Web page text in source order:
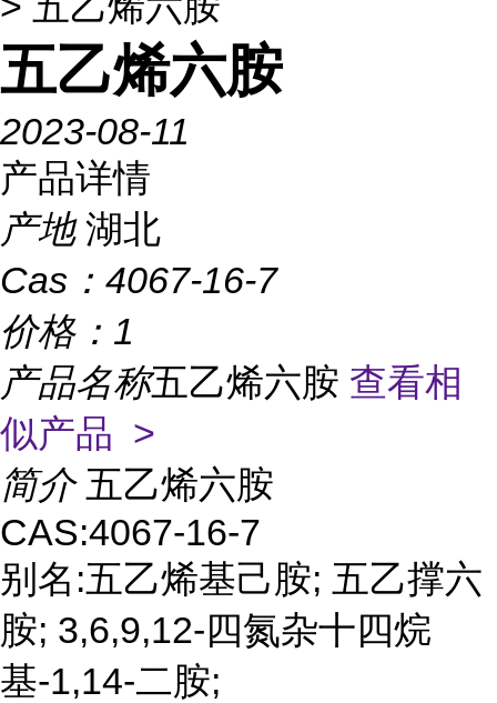
五乙烯六胺
2023-08-11
产品详情
产地 湖北
Cas： 4067-16-7
价格： 1
产品名称五乙烯六胺 查看相
似产品 >
简介 五乙烯六胺
CAS:4067-16-7
别名:五乙烯基己胺; 五乙撑六
胺; 3,6,9,12-四氮杂十四烷
基-1,14-二胺;